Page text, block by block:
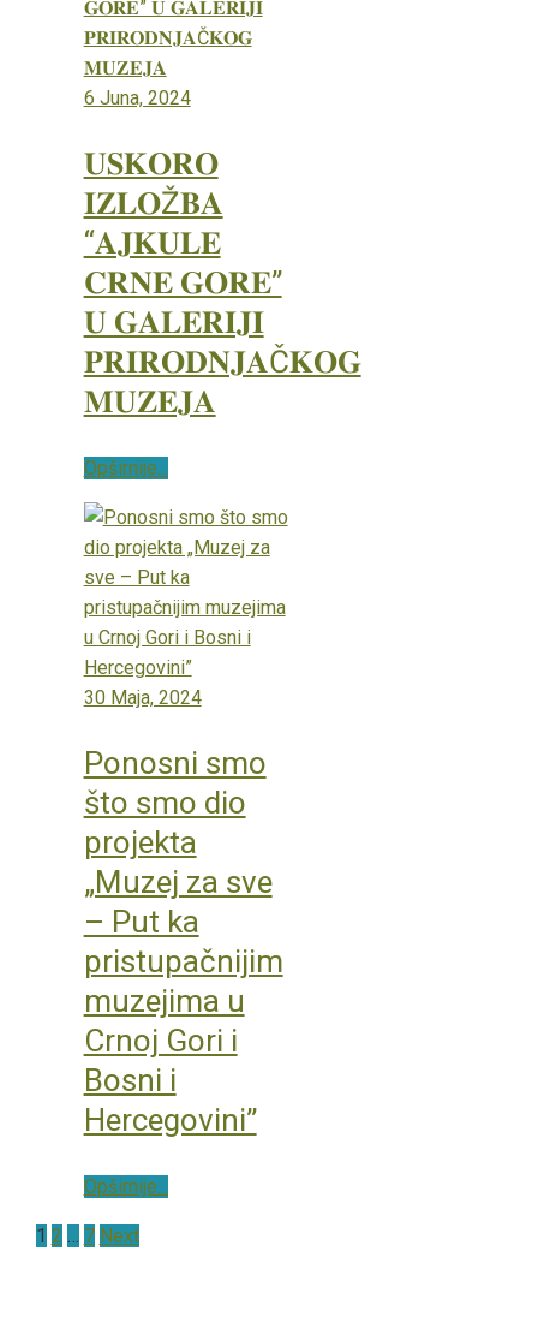
6 Juna, 2024
𝐔𝐒𝐊𝐎𝐑𝐎
𝐈𝐙𝐋𝐎Ž𝐁𝐀
“𝐀𝐉𝐊𝐔𝐋𝐄
𝐂𝐑𝐍𝐄 𝐆𝐎𝐑𝐄”
𝐔 𝐆𝐀𝐋𝐄𝐑𝐈𝐉𝐈
𝐏𝐑𝐈𝐑𝐎𝐃𝐍𝐉𝐀Č𝐊𝐎𝐆
𝐌𝐔𝐙𝐄𝐉𝐀
Opširnije...
30 Maja, 2024
Ponosni smo
što smo dio
projekta
„Muzej za sve
– Put ka
pristupačnijim
muzejima u
Crnoj Gori i
Bosni i
Hercegovini”
Opširnije...
Posts
1 2 7 Next